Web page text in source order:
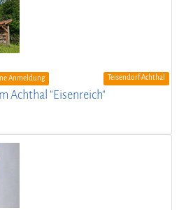
Anmeldung Teisendorf-Achthal
Achthal "Eisenreich"